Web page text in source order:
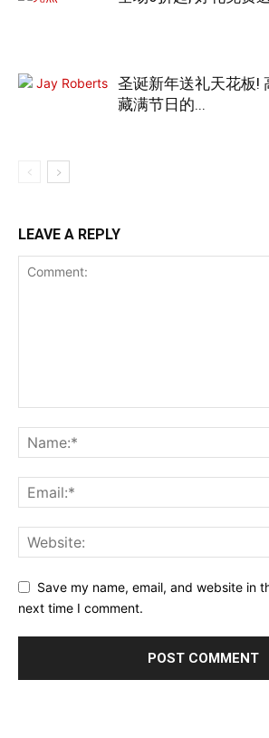
圣诞新年送礼天花板!
藏满节日的...
LEAVE A REPLY
Save my name, email, and website in
next time I comment.